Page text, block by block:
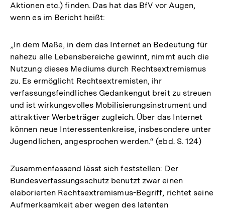
Aktionen etc.) finden. Das hat das BfV vor Augen,
wenn es im Bericht heißt:
„In dem Maße, in dem das Internet an Bedeutung für
nahezu alle Lebensbereiche gewinnt, nimmt auch die
Nutzung dieses Mediums durch Rechtsextremismus
zu. Es ermöglicht Rechtsextremisten, ihr
verfassungsfeindliches Gedankengut breit zu streuen
und ist wirkungsvolles Mobilisierungsinstrument und
attraktiver Werbeträger zugleich. Über das Internet
können neue Interessentenkreise, insbesondere unter
Jugendlichen, angesprochen werden.“ (ebd. S. 124)
Zusammenfassend lässt sich feststellen: Der
Bundesverfassungsschutz benutzt zwar einen
elaborierten Rechtsextremismus-Begriff, richtet seine
Aufmerksamkeit aber wegen des latenten